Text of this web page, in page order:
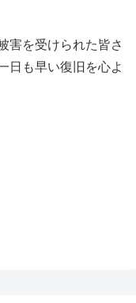
害を受けられた皆さ
日も早い復旧を心よ